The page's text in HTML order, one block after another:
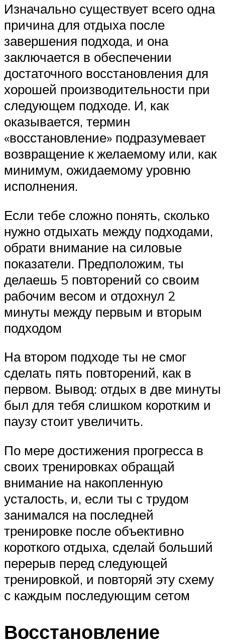
Изначально существует всего одна
причина для отдыха после
завершения подхода, и она
заключается в обеспечении
достаточного восстановления для
хорошей производительности при
следующем подходе. И, как
оказывается, термин
«восстановление» подразумевает
возвращение к желаемому или, как
минимум, ожидаемому уровню
исполнения.
Если тебе сложно понять, сколько
нужно отдыхать между подходами,
обрати внимание на силовые
показатели. Предположим, ты
делаешь 5 повторений со своим
рабочим весом и отдохнул 2
минуты между первым и вторым
подходом
На втором подходе ты не смог
сделать пять повторений, как в
первом. Вывод: отдых в две минуты
был для тебя слишком коротким и
паузу стоит увеличить.
По мере достижения прогресса в
своих тренировках обращай
внимание на накопленную
усталость, и, если ты с трудом
занимался на последней
тренировке после объективно
короткого отдыха, сделай больший
перерыв перед следующей
тренировкой, и повторяй эту схему
с каждым последующим сетом
Восстановление